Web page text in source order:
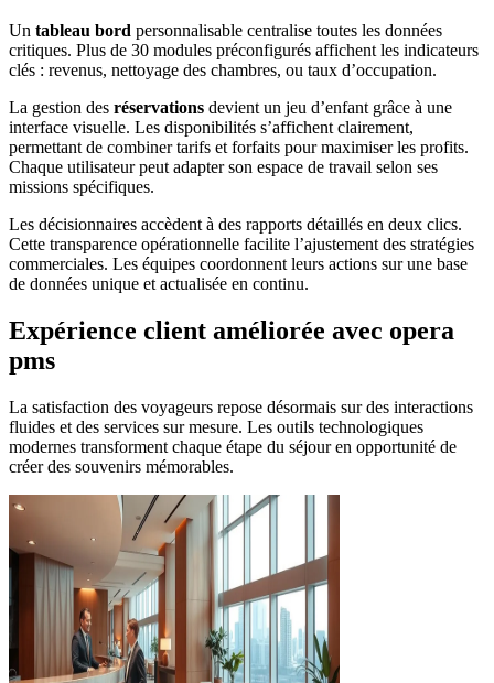
Un tableau bord personnalisable centralise toutes les données
critiques. Plus de 30 modules préconfigurés affichent les indicateurs
clés : revenus, nettoyage des chambres, ou taux d’occupation.
La gestion des réservations devient un jeu d’enfant grâce à une
interface visuelle. Les disponibilités s’affichent clairement,
permettant de combiner tarifs et forfaits pour maximiser les profits.
Chaque utilisateur peut adapter son espace de travail selon ses
missions spécifiques.
Les décisionnaires accèdent à des rapports détaillés en deux clics.
Cette transparence opérationnelle facilite l’ajustement des stratégies
commerciales. Les équipes coordonnent leurs actions sur une base
de données unique et actualisée en continu.
Expérience client améliorée avec opera
pms
La satisfaction des voyageurs repose désormais sur des interactions
fluides et des services sur mesure. Les outils technologiques
modernes transforment chaque étape du séjour en opportunité de
créer des souvenirs mémorables.